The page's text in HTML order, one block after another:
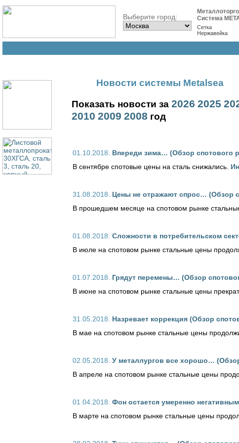
Выберите город:
Система
Сетка
Нержавейка
Новости cистемы Metalsea
Показать новости за 2026 2025
2010 2009 2008 год
01.10.2018. Впереди зима… (Обзор спотового
В сентябре спотовые цены на сталь снижались.
31.08.2018. Цены не отражают спрос… (Обзор
В прошедшем месяце на спотовом рынке
01.08.2018. Сложности в потребительском
В июле на спотовом рынке стальные цены
01.07.2018. Грядут перемены… (Обзор
В июне на спотовом рынке стальные цены
31.05.2018. Назревает коррекция (Обзор
В мае на спотовом рынке стальные цены
02.05.2018. У металлургов все хорошо…
В апреле на спотовом рынке стальные цены
01.04.2018. Фон остается умеренно
В марте на спотовом рынке стальные цены